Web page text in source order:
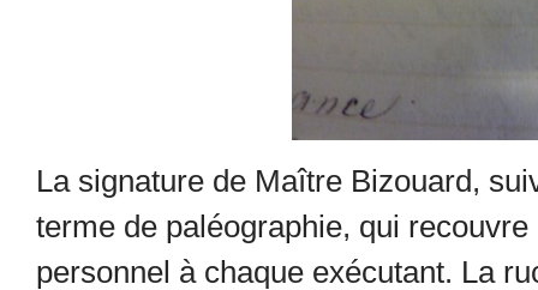
La signature de Maître Bizouard,
terme de paléographie, qui
personnel à chaque exécutant. La